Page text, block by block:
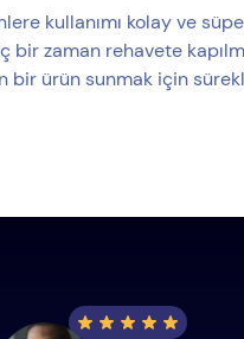
kullanımı kolay ve
bir zaman rehavete
bir ürün sunmak için